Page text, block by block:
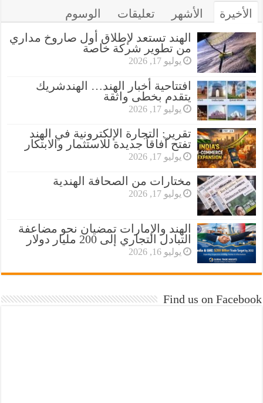
الأخيرة الأشهر تعليقات
الوسوم
الهند تستعد لإطلاق أول صاروخ مداري
من تطوير شركة خاصة
يوليو 17, 2026
افتتاحية أخبار الهند… الهندشريك
يتقدم بخطى واثقة
يوليو 17, 2026
تقرير: التجارة الإلكترونية في الهند
تفتح آفاقاً جديدة للاستثمار والابتكار
يوليو 17, 2026
مختارات من الصحافة الهندية
يوليو 17, 2026
الهند والإمارات تمضيان نحو مضاعفة
التبادل التجاري إلى 200 مليار دولار
يوليو 16, 2026
Find us on Facebook